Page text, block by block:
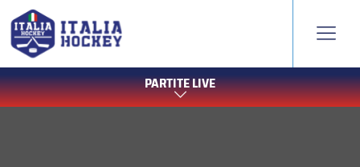
PARTITE LIVE